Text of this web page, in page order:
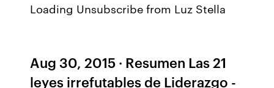
Loading Unsubscribe from Luz Stella
Aug 30, 2015 · Resumen Las 21
leyes irrefutables de Liderazgo -